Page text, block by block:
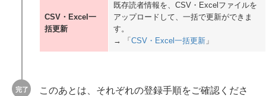
CSV・Excel一
括更新
既存読者情報を、CSV・Excelファイルを
アップロードして、一括で更新ができま
す。
→ 「 CSV・Excel一括更新 」
このあとは、それぞれの登録手順をご確認くださ